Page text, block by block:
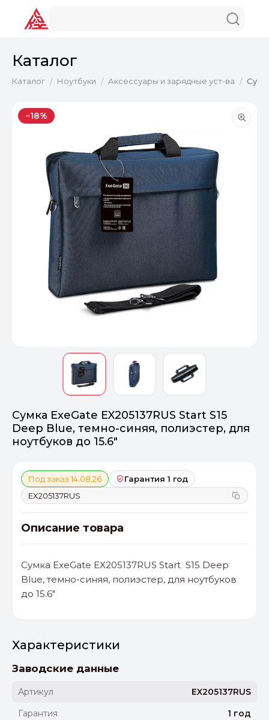
Каталог
Каталог / Ноутбуки / Аксессуары и зарядные уст-ва /
−18%
Сумка ExeGate EX205137RUS Start S15
Deep Blue, темно-синяя, полиэстер, для
ноутбуков до 15.6"
Под заказ 14.08.26
Гарантия 1 год
EX205137RUS
Описание товара
Сумка ExeGate EX205137RUS Start S15 Deep
Blue, темно-синяя, полиэстер, для ноутбуков
до 15.6"
Характеристики
Заводские данные
Артикул
EX205137RUS
Гарантия
1 год